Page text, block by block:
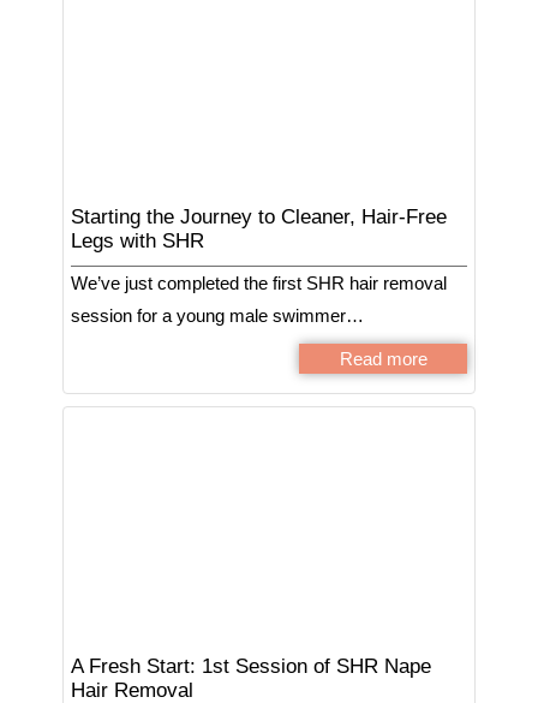
Starting the Journey to Cleaner, Hair-Free
Legs with SHR
We’ve just completed the first SHR hair removal
session for a young male swimmer…
Read more
A Fresh Start: 1st Session of SHR Nape
Hair Removal